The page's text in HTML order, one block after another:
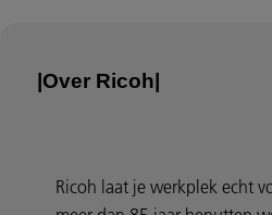
|Over Ricoh|
Ricoh laat je werkplek echt